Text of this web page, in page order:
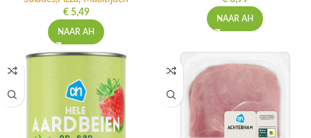
€5,49
NAAR AH
NAAR AH